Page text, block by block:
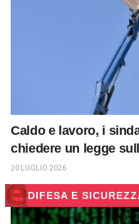
Caldo e lavoro, i
chiedere un legge
20 LUGLIO 2026
DIFESA E